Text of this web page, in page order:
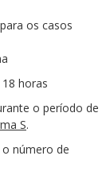
os casos
horas
o período de
S.
número de